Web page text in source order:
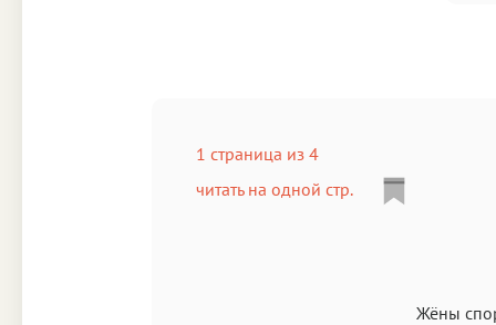
1 страница из 4
читать на одной стр.
Жёны